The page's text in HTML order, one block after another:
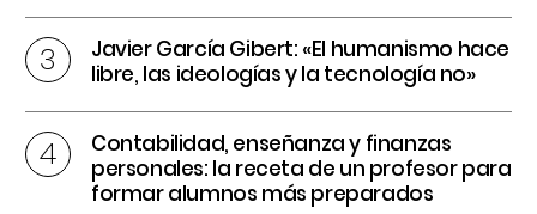
Javier García Gibert: «El humanismo hace
libre, las ideologías y la tecnología no»
Contabilidad, enseñanza y finanzas
personales: la receta de un profesor para
formar alumnos más preparados